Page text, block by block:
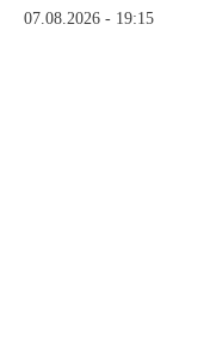
07.08.2026 - 19:15